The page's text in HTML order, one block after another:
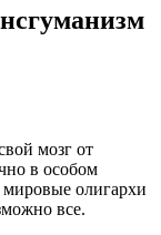
мозг от
в особом
олигархи
все.